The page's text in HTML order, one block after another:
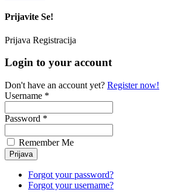
Prijavite Se!
Prijava Registracija
Login to your account
Don't have an account yet? Register now!
Username *
Password *
Remember Me
Forgot your password?
Forgot your username?